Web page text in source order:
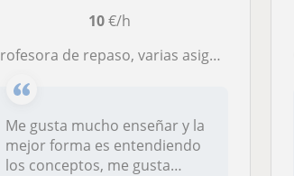
10€/h
Profesora de repaso, varias asignaturas hasta nivel de bachillerato incluido. Mates, química, biología, castellano, catalán
Me gusta mucho enseñar y la
mejor forma es entendiendo
los conceptos, me gusta